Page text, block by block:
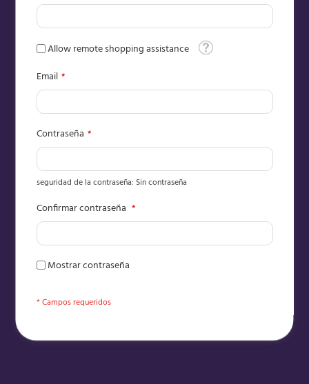
Allow remote shopping assistance
Tooltip
Email
Contraseña
seguridad de la contraseña: Sin contraseña
Confirmar contraseña
Mostrar contraseña
Crear Cuenta